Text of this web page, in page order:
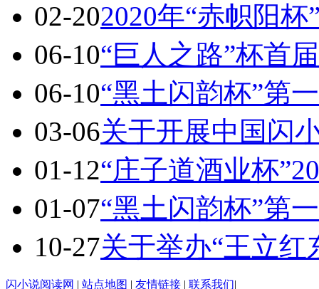
02-202020年“赤帜阳
06-10“巨人之路”杯首
06-10“黑土闪韵杯”第
03-06关于开展中国闪
01-12“庄子道酒业杯
01-07“黑土闪韵杯”第
10-27关于举办“王立
闪小说阅读网 | 站点地图 | 友情链接 | 联系我们|